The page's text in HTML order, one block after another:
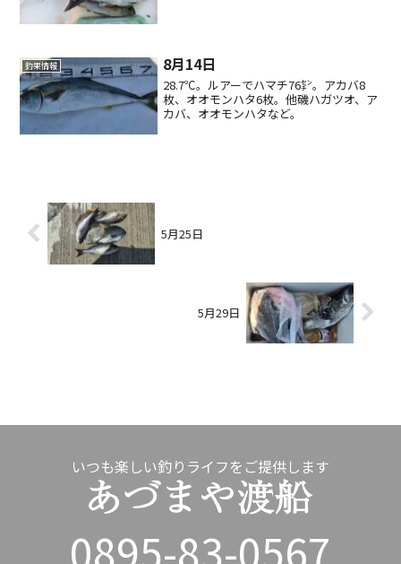
釣果情報 8月14日
28.7℃。ルアーでハマチ76㌢。アカバ8
枚、オオモンハタ6枚。他磯ハガツオ、ア
カバ、オオモンハタなど。
5月25日
5月29日
いつも楽しい釣りライフをご提供します
0895-83-0567